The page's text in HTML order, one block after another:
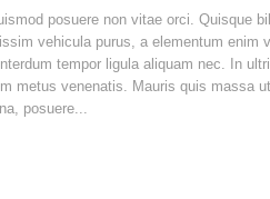
posuere non vitae orci. Quisque
vehicula purus, a elementum enim
tempor ligula aliquam nec. In
metus venenatis. Mauris quis massa
posuere...